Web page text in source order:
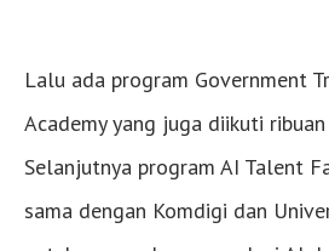
Lalu ada program Government
Academy yang juga diikuti ribuan
Selanjutnya program AI Talent
sama dengan Komdigi dan